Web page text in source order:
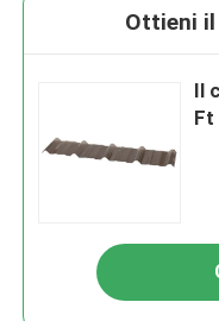
Ottieni il
Il
Ft